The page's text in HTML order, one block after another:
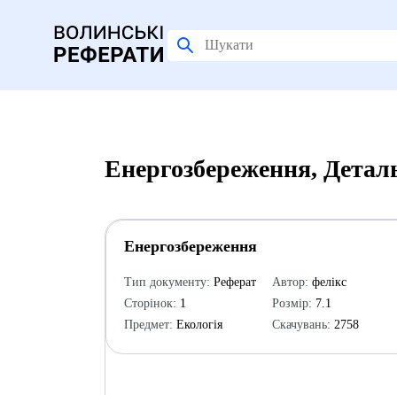
Енергозбереження,
Енергозбереження
Тип документу: Реферат
Сторінок: 1
Предмет: Екологія
Автор: фелікс
Розмір: 7.1
Скачувань: 2758